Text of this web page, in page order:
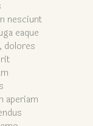
nesciunt
eaque
dolores
aperiam